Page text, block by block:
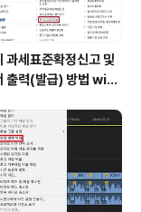
과세표준확정신고 및
출력(발급) 방법 with